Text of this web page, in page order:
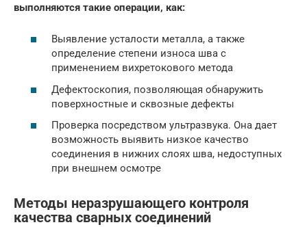
выполняются такие операции, как:
Выявление усталости металла, а также
определение степени износа шва с
применением вихретокового метода
Дефектоскопия, позволяющая обнаружить
поверхностные и сквозные дефекты
Проверка посредством ультразвука. Она дает
возможность выявить низкое качество
соединения в нижних слоях шва, недоступных
при внешнем осмотре
Методы неразрушающего контроля
качества сварных соединений